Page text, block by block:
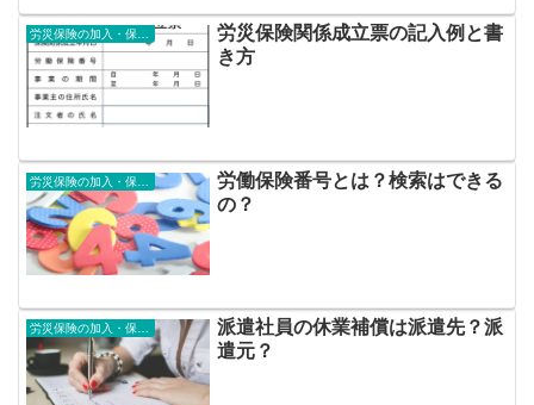
労災保険関係成立票の記入例と書
き方
労働保険番号とは？検索はできる
の？
労災保険の加入・保険料
派遣社員の休業補償は派遣先？派
遣元？